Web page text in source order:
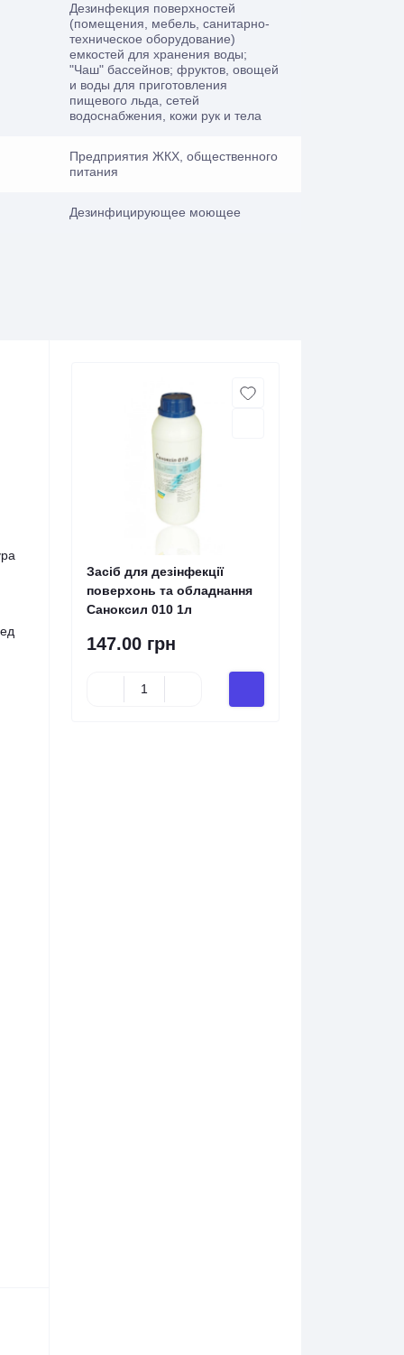
Дезинфекция поверхностей
(помещения, мебель, санитарно-
техническое оборудование)
емкостей для хранения воды;
"Чаш" бассейнов; фруктов, овощей
и воды для приготовления
пищевого льда, сетей
водоснабжения, кожи рук и тела
Предприятия ЖКХ, общественного
питания
Дезинфицирующее моющее
Засіб для дезінфекції
поверхонь та обладнання
Саноксил 010 1л
147.00 грн